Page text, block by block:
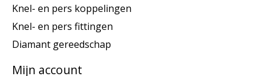
Knel- en pers koppelingen
Knel- en pers fittingen
Diamant gereedschap
Mijn account